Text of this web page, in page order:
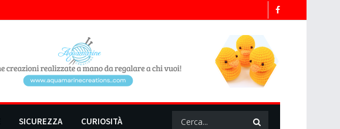
SICUREZZA CURIOSITÀ